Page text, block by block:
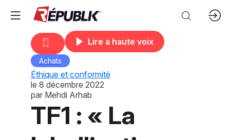
Lire à haute voix
Achats
Éthique et conformité
le 8 décembre 2022
par Mehdi Arhab
TF1 : « La